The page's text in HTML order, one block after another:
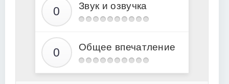
Звук и озвучка
Общее впечатление